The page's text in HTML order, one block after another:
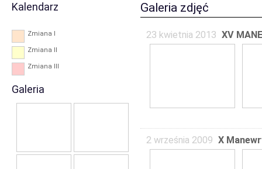
Kalendarz
Zmiana I
Zmiana II
Zmiana III
Galeria
Galeria zdjęć
23 kwietnia 2013 XV
2 września 2009 X